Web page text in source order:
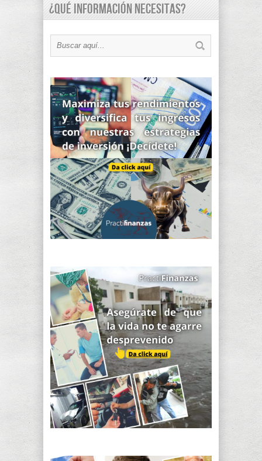
¿Qué información necesitas?